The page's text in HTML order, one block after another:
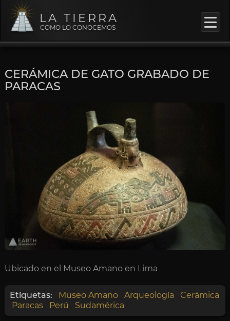
LA TIERRA
COMO LO CONOCEMOS
CERÁMICA DE GATO GRABADO DE
PARACAS
Ubicado en el Museo Amano en Lima
Etiquetas: Museo Amano Arqueología
Cerámica
Paracas
Perú Sudamérica